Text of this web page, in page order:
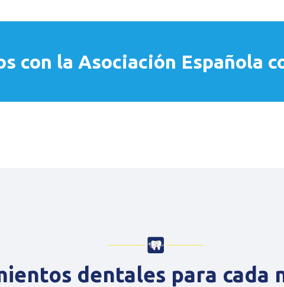
con la Asociación Española
dentales para cada